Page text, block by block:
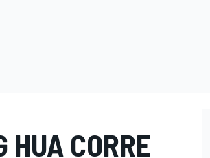
HUA CORRE